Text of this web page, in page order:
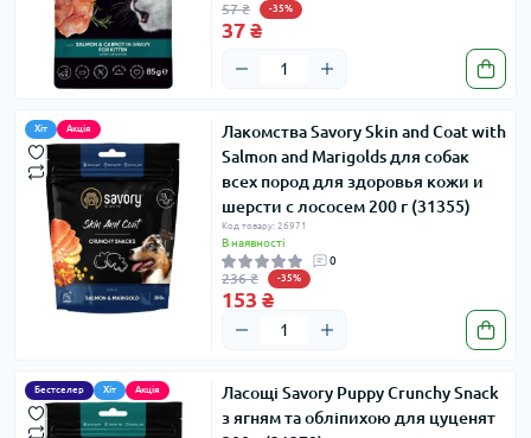
57 ₴ -35%
37 ₴
Хіт Акція
Лакомства Savory Skin and Coat with
Salmon and Marigolds для собак
всех пород для здоровья кожи и
шерсти с лососем 200 г (31355)
Код товару: 26971
В наявності
0
236 ₴ -35%
153 ₴
Бестселер Хіт Акція
Ласощі Savory Puppy Crunchy Snack
з ягням та обліпихою для цуценят